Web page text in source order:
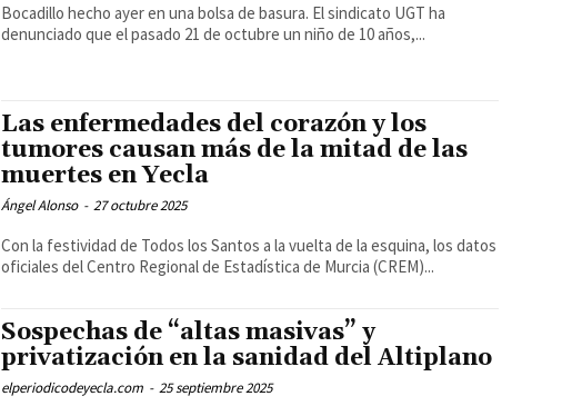
Bocadillo hecho ayer en una bolsa de basura. El sindicato UGT ha
denunciado que el pasado 21 de octubre un niño de 10 años,...
Las enfermedades del corazón y los
tumores causan más de la mitad de las
muertes en Yecla
Ángel Alonso - 27 octubre 2025
Con la festividad de Todos los Santos a la vuelta de la esquina, los datos
oficiales del Centro Regional de Estadística de Murcia (CREM)...
Sospechas de “altas masivas” y
privatización en la sanidad del Altiplano
elperiodicodeyecla.com - 25 septiembre 2025